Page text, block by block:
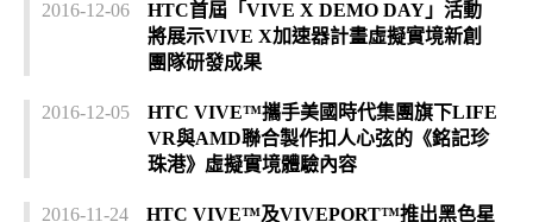
2016-12-06
HTC首屆「VIVE X DEMO DAY」活動
將展示VIVE X加速器計畫虛擬實境新創
團隊研發成果
2016-12-05
HTC VIVE™攜手美國時代集團旗下LIFE
VR與AMD聯合製作扣人心弦的《銘記珍
珠港》虛擬實境體驗內容
2016-11-24
HTC VIVE™及VIVEPORT™推出黑色星